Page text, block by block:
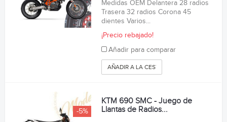
Medidas OEM Delantera 28 radios
Trasera 32 radios Corona 45
dientes Varios...
¡Precio rebajado!
Añadir para comparar
AÑADIR A LA CESTA
-5%
KTM 690 SMC - Juego de
Llantas de Radios...